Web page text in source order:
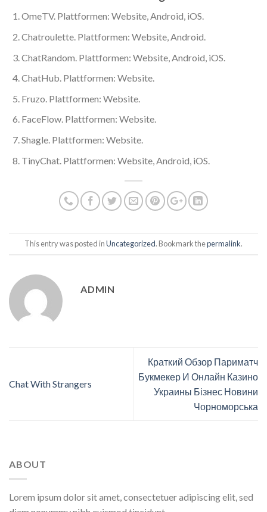
OmeTV. Plattformen: Website, Android, iOS.
Chatroulette. Plattformen: Website, Android.
ChatRandom. Plattformen: Website, Android, iOS.
ChatHub. Plattformen: Website.
Fruzo. Plattformen: Website.
FaceFlow. Plattformen: Website.
Shagle. Plattformen: Website.
TinyChat. Plattformen: Website, Android, iOS.
This entry was posted inUncategorized. Bookmark thepermalink.
ADMIN
Chat With Strangers
Краткий Обзор Париматч
Букмекер И Онлайн Казино
Украины Бізнес Новини
Чорноморська
ABOUT
Lorem ipsum dolor sit amet, consectetuer adipiscing elit, sed